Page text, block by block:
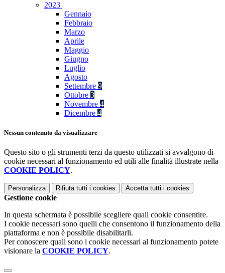
2023
Gennaio
Febbraio
Marzo
Aprile
Maggio
Giugno
Luglio
Agosto
Settembre 9
Ottobre 3
Novembre 4
Dicembre 4
Nessun contenuto da visualizzare
Questo sito o gli strumenti terzi da questo utilizzati si avvalgono di
cookie necessari al funzionamento ed utili alle finalità illustrate nella
COOKIE POLICY.
Personalizza Rifiuta tutti i cookies Accetta tutti i cookies
Gestione cookie
In questa schermata è possibile scegliere quali cookie consentire.
I cookie necessari sono quelli che consentono il funzionamento della
piattaforma e non è possibile disabilitarli.
Per conoscere quali sono i cookie necessari al funzionamento potete
visionare la COOKIE POLICY.